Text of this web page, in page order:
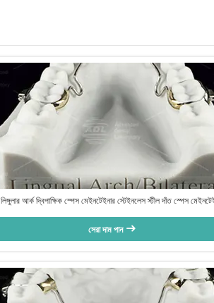
লিঙ্গুলার আর্ক দ্বিপাক্ষিক স্পেস মেইনটেইনার স্টেইনলেস স্টীল দাঁত স্পেস
সেরা দাম পান